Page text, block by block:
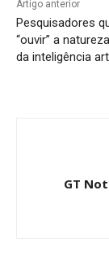
Artigo anterior
Pesquisadores
“ouvir” a
da inteligência
GT